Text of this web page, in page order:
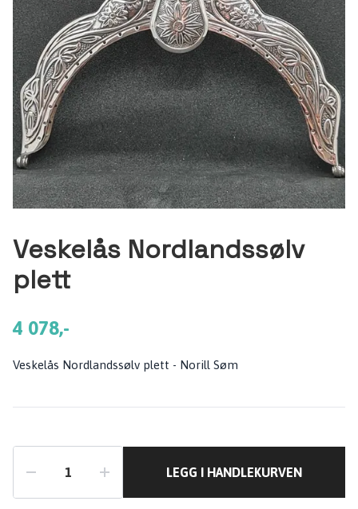
Veskelås Nordlandssølv
plett
4 078,-
Veskelås Nordlandssølv plett - Norill Søm
LEGG I HANDLEKURVEN